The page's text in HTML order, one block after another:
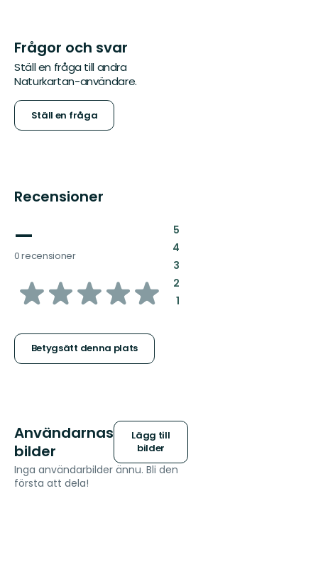
Frågor och svar
Ställ en fråga till andra
Naturkartan-användare.
Ställ en fråga
Recensioner
—
0 recensioner
av
stjärnor
Betygsätt denna plats
5:
4:
3:
2:
1:
Användarnas
bilder
Lägg till
bilder
Inga användarbilder ännu. Bli den
första att dela!